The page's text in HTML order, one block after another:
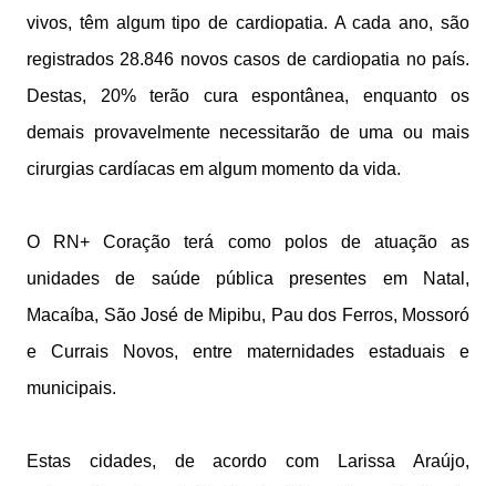
vivos, têm algum tipo de cardiopatia. A cada ano, são
registrados 28.846 novos casos de cardiopatia no país.
Destas, 20% terão cura espontânea, enquanto os
demais provavelmente necessitarão de uma ou mais
cirurgias cardíacas em algum momento da vida.
O RN+ Coração terá como polos de atuação as
unidades de saúde pública presentes em Natal,
Macaíba, São José de Mipibu, Pau dos Ferros, Mossoró
e Currais Novos, entre maternidades estaduais e
municipais.
Estas cidades, de acordo com Larissa Araújo,